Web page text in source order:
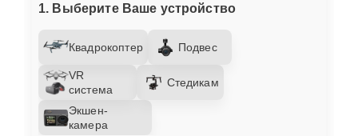
1. Выберите Ваше устройство
Квадрокоптер Подвес
VR
система
Стедикам
Экшен-
камера